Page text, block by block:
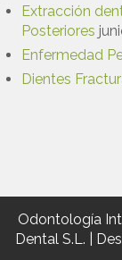
Extracción
Posteriores
Enfermedad
Dientes
Odontología
Dental S.L. |